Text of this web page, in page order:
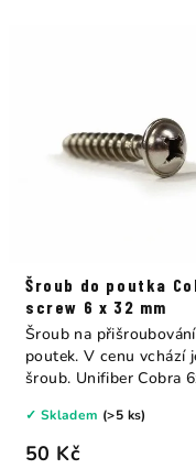
Šroub do poutka
screw 6 x 32 mm
50 Kč
✓ Skladem (>5 ks)
Šroub na přišroubování
poutek. V cenu vchází
šroub. Unifiber Cobra